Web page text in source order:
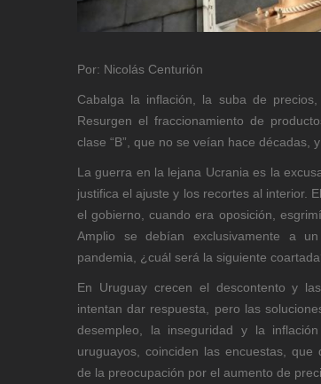
Por: Nicolás Centurión
Cabalga la inflación, la suba de
Resurgen el fraccionamiento de
clase “B”, que no se veían hace décadas,
La guerra en la lejana Ucrania es la
justifica el ajuste y los recortes al interior.
el gobierno, cuando era oposición,
Amplio se debían exclusivamente a
pandemia, ¿cuál será la siguiente
En Uruguay crecen el descontento y
intentan dar respuesta, pero las
desempleo, la inseguridad y la
uruguayos, coinciden las encuestas, que
de la preocupación por el aumento de